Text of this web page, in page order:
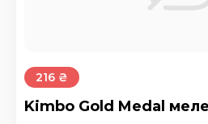
216 ₴
Kimbo Gold Medal